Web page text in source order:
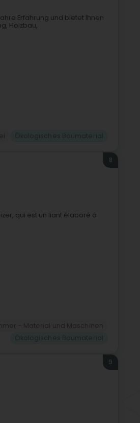
Erfahrung und bietet Ihnen
Holzbau,
8
qui est un liant élaboré à
9